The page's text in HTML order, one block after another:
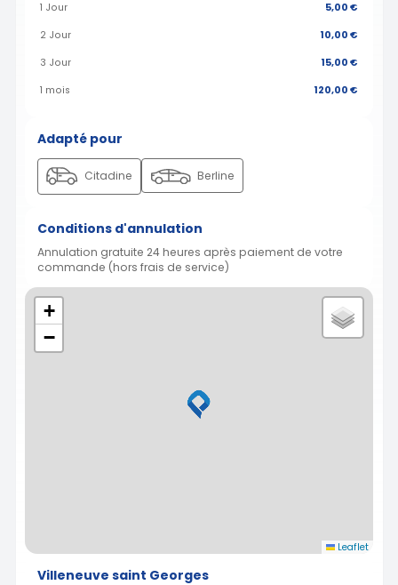
1 Jour 5,00 €
2 Jour 10,00 €
3 Jour 15,00 €
1 mois 120,00 €
Adapté pour
Citadine Berline
Conditions d'annulation
Annulation gratuite 24 heures après paiement de votre
commande (hors frais de service)
+
−
Leaflet
Villeneuve saint Georges